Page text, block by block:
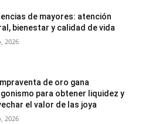
de mayores: atención
bienestar y calidad de vida
2026
de oro gana
para obtener liquidez y
el valor de las joya
2026